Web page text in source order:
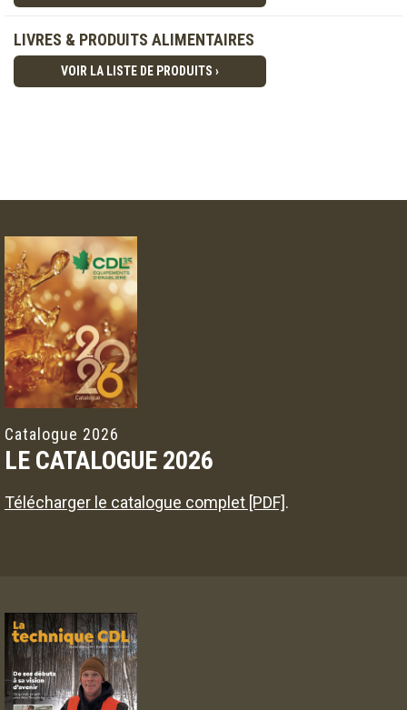
LIVRES & PRODUITS ALIMENTAIRES
VOIR LA LISTE DE PRODUITS ›
Catalogue 2026
LE CATALOGUE 2026
Télécharger le catalogue complet [PDF].